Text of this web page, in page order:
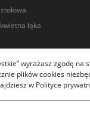
łąka
2026
wyrażasz zgodę
plików cookies
w Polityce